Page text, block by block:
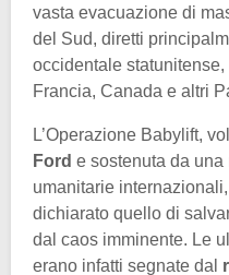
vasta evacuazione di
del Sud, diretti
occidentale
Francia, Canada e altri
L’Operazione Babylift,
Ford e sostenuta da
umanitarie
dichiarato quello di
dal caos imminente. Le
erano infatti segnate dal